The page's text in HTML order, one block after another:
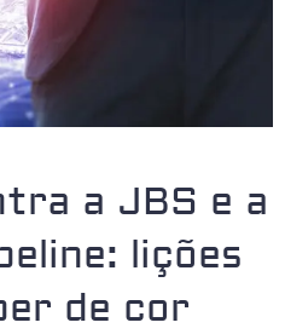
a JBS e a
lições
de cor